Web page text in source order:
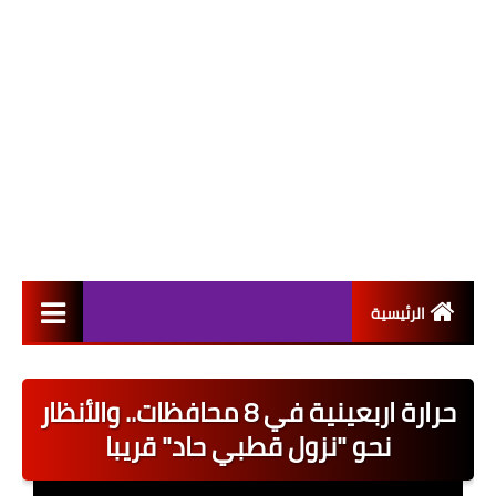
الرئيسية
اخبار القطاع العام
اخبار القطاع الخاص
حرارة اربعينية في 8 محافظات.. والأنظار
نحو "نزول قطبي حاد" قريبا